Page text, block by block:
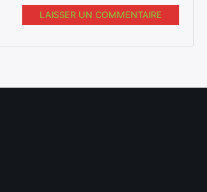
LAISSER UN COMMENTAIRE